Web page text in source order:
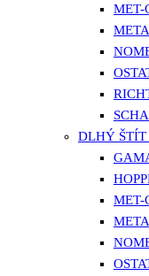
MET-
DLHÝ
MET-